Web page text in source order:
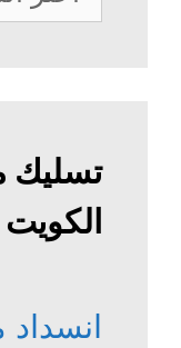
الصرف
تسليك
الكويت